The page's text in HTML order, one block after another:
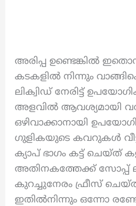
അരിപ്പ ഉണ്ടെങ്കിൽ
കടകളിൽ നിന്നും
ലിക്വിഡ് നേരിട്ട്
അളവിൽ ആവശ്യമായി
ഒഴിവാക്കാനായി
ഗുളികയുടെ കവറുകൾ
ക്യാപ് ഭാഗം കട്ട്
അതിനകത്തേക്ക് സോപ്പ്
കുറച്ചുനേരം ഫ്രീസ്
ഇതിൽനിന്നും ഒന്നോ